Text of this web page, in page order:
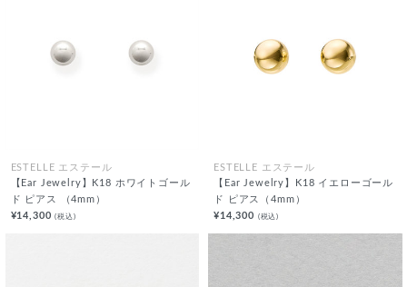
ESTELLE エステール
【Ear Jewelry】K18 ホワイトゴール
ド ピアス （4mm）
¥14,300(税込)
ESTELLE エステール
【Ear Jewelry】K18 イエローゴール
ド ピアス（4mm）
¥14,300 (税込)